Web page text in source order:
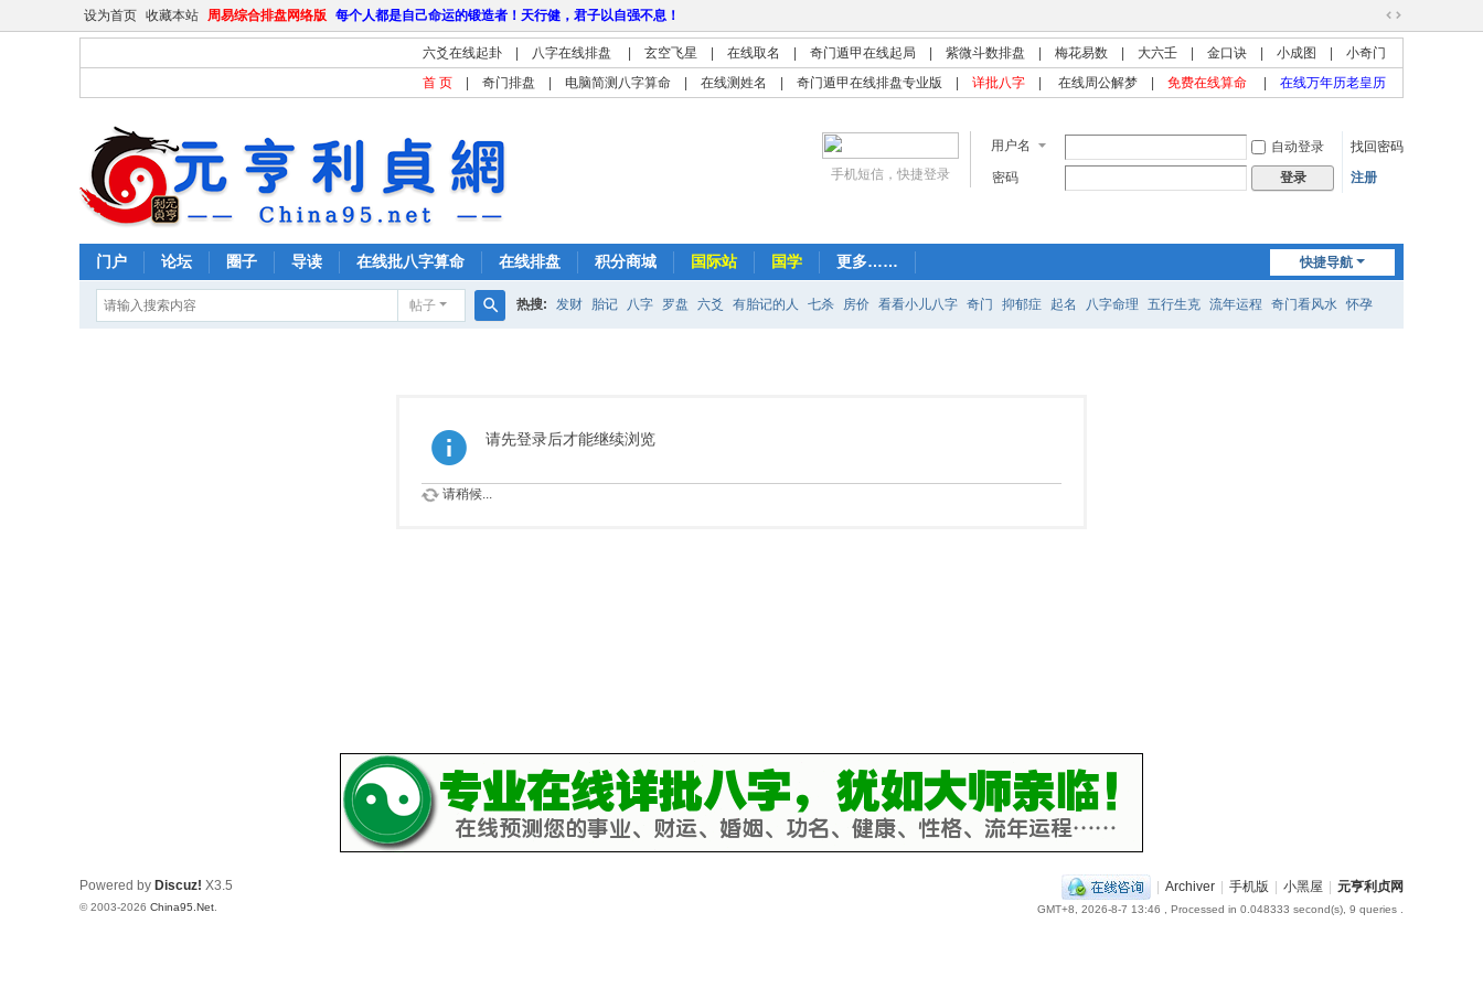
设为首页 收藏本站 周易综合排盘网络版 每个人都是自己命运的锻造者！天行健，君子以自强不息！
切
换
到
宽
六爻在线起卦 八字在线排盘 玄空飞星 在线取名 奇门遁甲在线起局 紫微斗数排盘 梅花易数 大六壬 金口诀 小成图
小奇门
首 页
奇门排盘 电脑简测八字算命 在线测姓名 奇门遁甲在线排盘专业版 详批八字 在线周公解梦 免费在线算命 在线万年历老皇历
用户名 自动登录
找回密码
密码
登录 注册
手机短信，快捷登录
快捷导航
门户 论坛 圈子 导读 在线批八字算命 在线排盘 积分商城 国际站 国学 更多……
帖子 热搜: 发财 胎记 八字 罗盘 六爻 有胎记的人 七杀 房价 看看小儿八字 奇门 抑郁症 起名 八字命理 五行生克 流年运程 奇门看风水 怀孕
请先登录后才能继续浏览
请稍候...
| Archiver | 手机版 | 小黑屋 | 元亨利贞网
GMT+8, 2026-8-7 13:46 , Processed in 0.048333 second(s), 9 queries .
Powered by Discuz! X3.5
© 2003-2026 China95.Net